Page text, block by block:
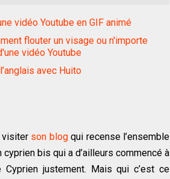
vidéo Youtube en GIF animé
flouter un visage ou n'importe
vidéo Youtube
avec Huito
visiter son blogqui recense l’ensemble
bis qui a d’ailleurs commencé à
justement. Mais qui c’est ce